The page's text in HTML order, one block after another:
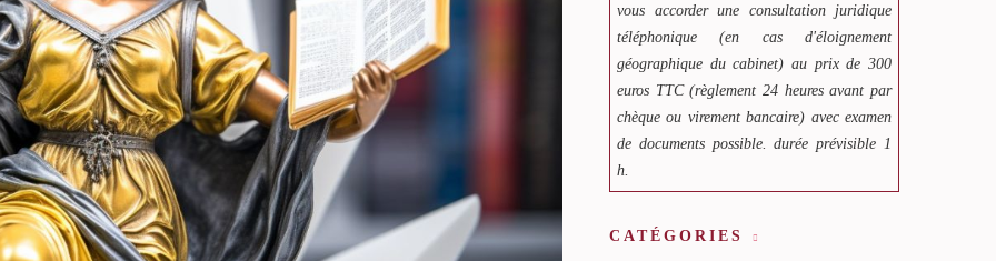
vous accorder une consultation juridique
téléphonique (en cas d'éloignement
géographique du cabinet) au prix de 300
euros TTC (règlement 24 heures avant par
chèque ou virement bancaire) avec examen
de documents possible. durée prévisible 1
h.
CATÉGORIES